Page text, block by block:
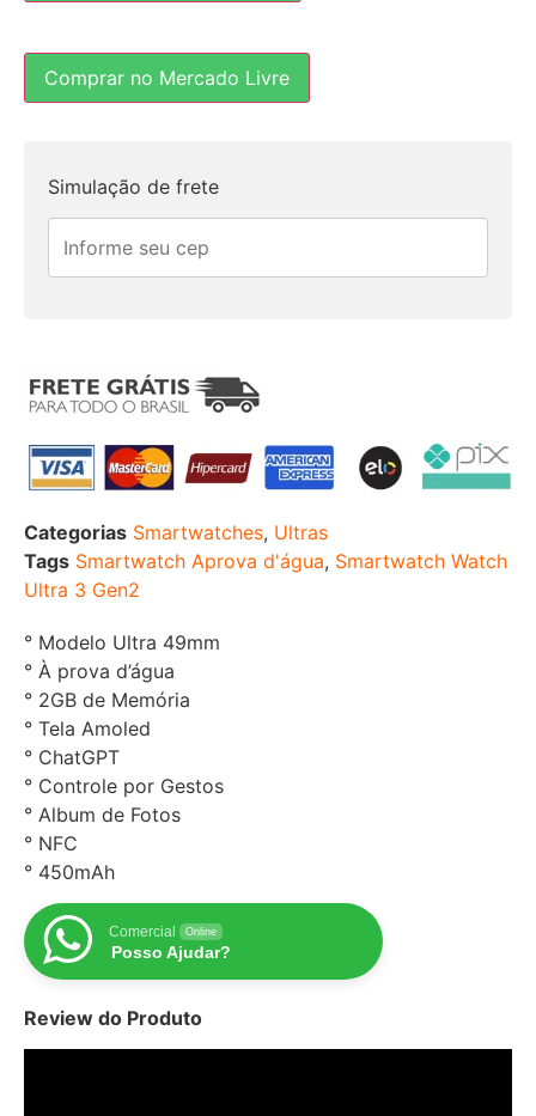
Comprar no Mercado Livre
Simulação de frete
Categorias Smartwatches, Ultras
Tags Smartwatch Aprova d'água, Smartwatch Watch
Ultra 3 Gen2
° Modelo Ultra 49mm
° À prova d’água
° 2GB de Memória
° Tela Amoled
° ChatGPT
° Controle por Gestos
° Album de Fotos
° NFC
° 450mAh
Comercial Online
Posso Ajudar?
Review do Produto